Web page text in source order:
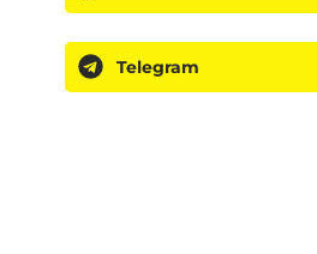
Telegram